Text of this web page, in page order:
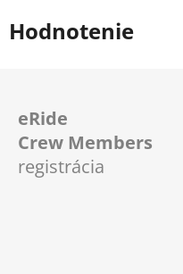
Hodnotenie
eRide
Crew Members
registrácia